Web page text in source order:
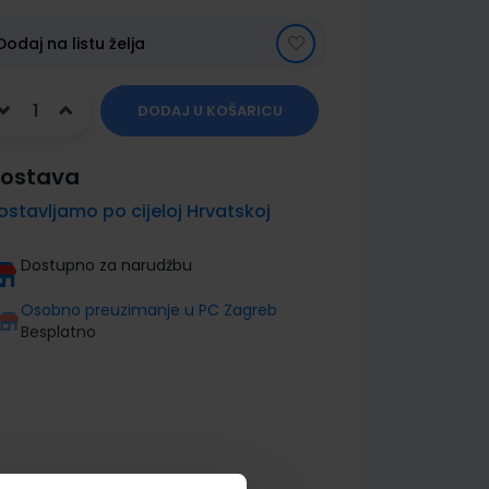
na listu želja
DODAJ U KOŠARICU
po cijeloj Hrvatskoj
Dostupno za narudžbu
Osobno preuzimanje u PC Zagreb
Besplatno